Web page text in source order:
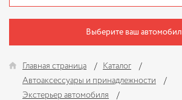
Выберите ваш
Главная страница
Каталог
Автоаксессуары и принадлежности
Экстерьер автомобиля